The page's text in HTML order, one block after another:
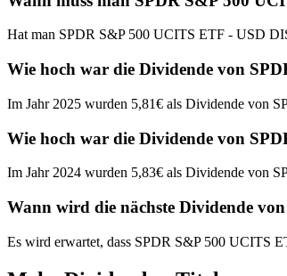
Hat man SPDR S&P 500 UCITS ETF - USD
Wie hoch war die Dividende von
Im Jahr 2025 wurden 5,81€ als Dividende von
Wie hoch war die Dividende von
Im Jahr 2024 wurden 5,83€ als Dividende von
Wann wird die nächste Dividende
Es wird erwartet, dass SPDR S&P 500 UCITS